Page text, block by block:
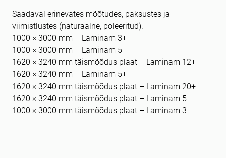
Saadaval erinevates mõõtudes, paksustes ja
viimistlustes (naturaalne, poleeritud).
1000 × 3000 mm – Laminam 3+
1000 × 3000 mm – Laminam 5
1620 × 3240 mm täismõõdus plaat – Laminam 12+
1620 × 3240 mm – Laminam 5+
1620 × 3240 mm täismõõdus plaat – Laminam 20+
1620 × 3240 mm täismõõdus plaat – Laminam 5
1000 × 3000 mm täismõõdus plaat – Laminam 3